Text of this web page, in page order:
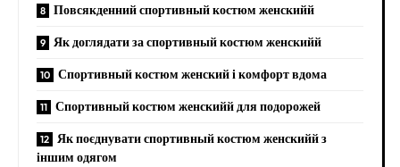
Повсякденний спортивный костюм женскийй
Як доглядати за спортивный костюм женскийй
Спортивный костюм женский і комфорт вдома
Спортивный костюм женскийй для подорожей
Як поєднувати спортивный костюм женскийй з
іншим одягом